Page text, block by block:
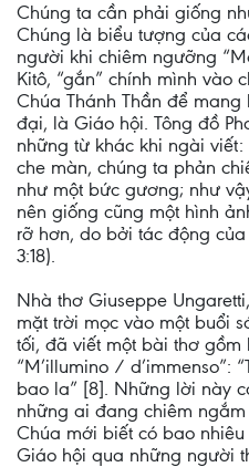
Chúng ta cần phải giống
Chúng là biểu tượng của
người khi chiêm ngưỡng
Kitô, “gắn” chính mình vào
Chúa Thánh Thần để
đại, là Giáo hội. Tông đồ
những từ khác khi ngài
che màn, chúng ta phản
như một bức gương; như
nên giống cũng một hình
rỡ hơn, do bởi tác động
3:18).
Nhà thơ Giuseppe
mặt trời mọc vào một buổi
tối, đã viết một bài thơ
“M’illumino / d’immenso”:
bao la” [8]. Những lời này
những ai đang chiêm ngắm
Chúa mới biết có bao
Giáo hội qua những người